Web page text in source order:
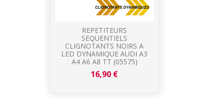
REPETITEURS
SEQUENTIELS
CLIGNOTANTS NOIRS A
LED DYNAMIQUE AUDI A3
A4 A6 A8 TT (05575)
16,90 €